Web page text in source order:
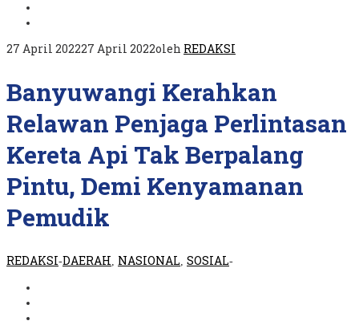
27 April 202227 April 2022oleh REDAKSI
Banyuwangi Kerahkan
Relawan Penjaga Perlintasan
Kereta Api Tak Berpalang
Pintu, Demi Kenyamanan
Pemudik
REDAKSI-DAERAH NASIONAL SOSIAL-